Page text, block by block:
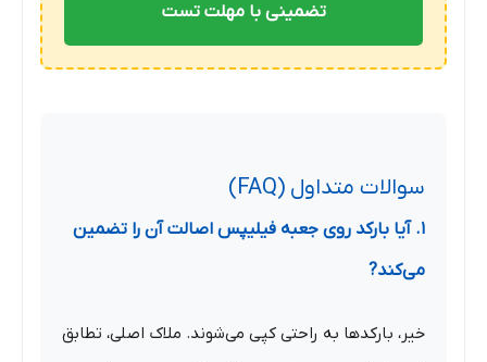
تضمینی با مهلت تست
سوالات متداول (FAQ)
۱. آیا بارکد روی جعبه فیلیپس اصالت آن را تضمین
می‌کند?
خیر، بارکدها به راحتی کپی می‌شوند. ملاک اصلی، تطابق